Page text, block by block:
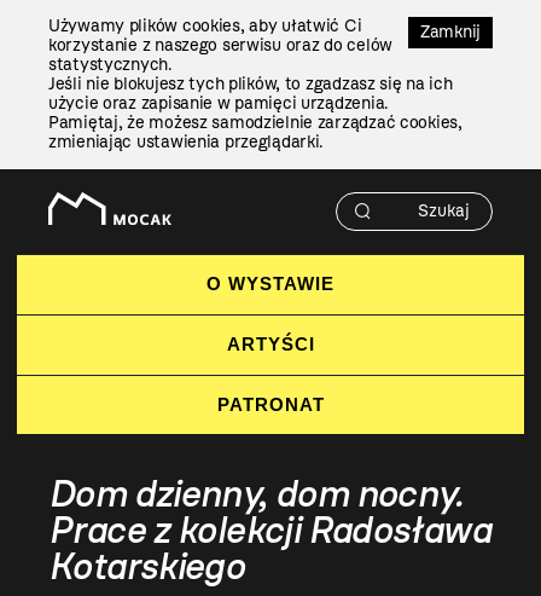
Zamknij
Używamy plików cookies, aby ułatwić Ci
korzystanie z naszego serwisu oraz do celów
statystycznych.
Jeśli nie blokujesz tych plików, to zgadzasz się na ich
użycie oraz zapisanie w pamięci urządzenia.
Pamiętaj, że możesz samodzielnie zarządzać cookies,
zmieniając ustawienia przeglądarki.
O WYSTAWIE
ARTYŚCI
PATRONAT
Dom dzienny, dom nocny.
Prace z kolekcji Radosława
Kotarskiego